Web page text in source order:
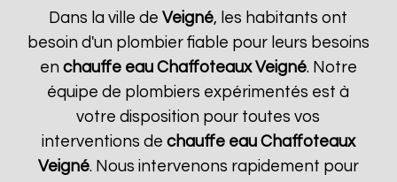
Dans la ville deVeigné, les habitants ont
besoin d'un plombier fiable pour leurs besoins
en chauffe eau Chaffoteaux Veigné. Notre
équipe de plombiers expérimentés est à
votre disposition pour toutes vos
interventions de chauffe eau Chaffoteaux
Veigné. Nous intervenons rapidement pour